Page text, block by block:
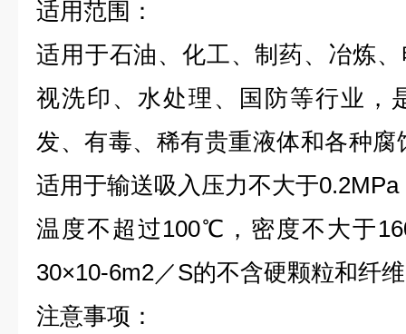
适用范围：
适用于石油、化工、制药、冶炼
视洗印、水处理、国防等行业，
发、有毒、稀有贵重液体和各种
适用于输送吸入压力不大于
温度不超过100℃，密度不大于
30×10-6m2／S的不含硬颗粒和纤
注意事项：